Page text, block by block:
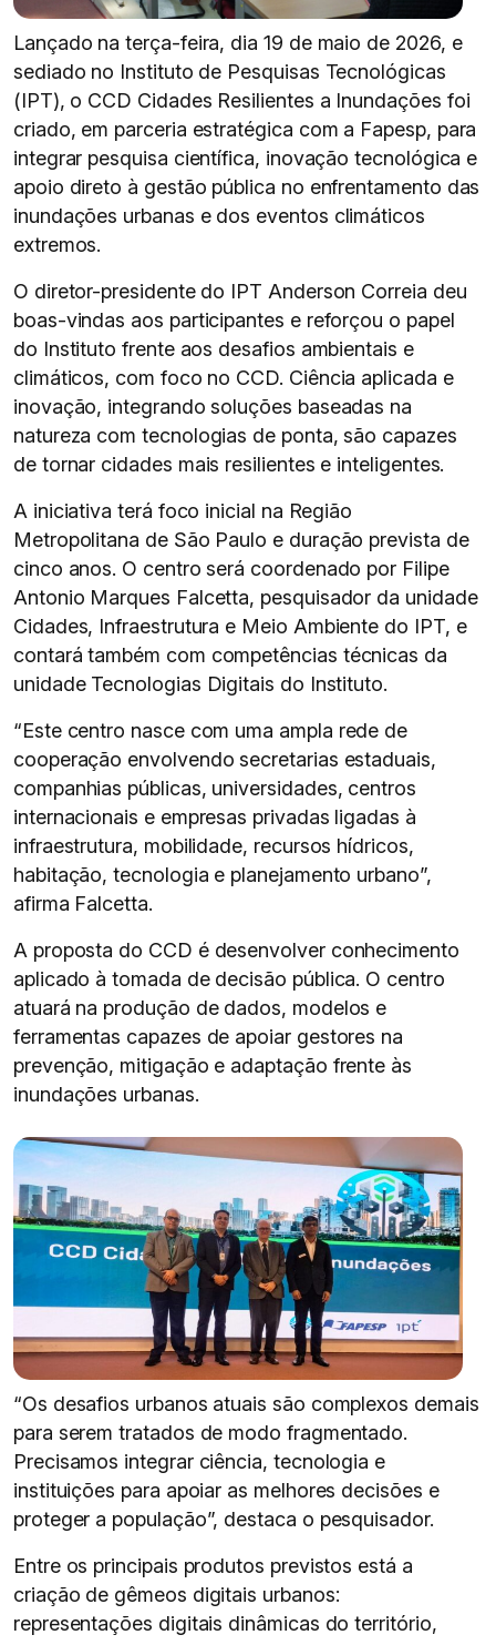
Lançado na terça-feira, dia 19 de maio de 2026, e
sediado no Instituto de Pesquisas Tecnológicas
(IPT), o CCD Cidades Resilientes a Inundações foi
criado, em parceria estratégica com a Fapesp, para
integrar pesquisa científica, inovação tecnológica e
apoio direto à gestão pública no enfrentamento das
inundações urbanas e dos eventos climáticos
extremos.
O diretor-presidente do IPT Anderson Correia deu
boas-vindas aos participantes e reforçou o papel
do Instituto frente aos desafios ambientais e
climáticos, com foco no CCD. Ciência aplicada e
inovação, integrando soluções baseadas na
natureza com tecnologias de ponta, são capazes
de tornar cidades mais resilientes e inteligentes.
A iniciativa terá foco inicial na Região
Metropolitana de São Paulo e duração prevista de
cinco anos. O centro será coordenado por Filipe
Antonio Marques Falcetta, pesquisador da unidade
Cidades, Infraestrutura e Meio Ambiente do IPT, e
contará também com competências técnicas da
unidade Tecnologias Digitais do Instituto.
“Este centro nasce com uma ampla rede de
cooperação envolvendo secretarias estaduais,
companhias públicas, universidades, centros
internacionais e empresas privadas ligadas à
infraestrutura, mobilidade, recursos hídricos,
habitação, tecnologia e planejamento urbano”,
afirma Falcetta.
A proposta do CCD é desenvolver conhecimento
aplicado à tomada de decisão pública. O centro
atuará na produção de dados, modelos e
ferramentas capazes de apoiar gestores na
prevenção, mitigação e adaptação frente às
inundações urbanas.
“Os desafios urbanos atuais são complexos demais
para serem tratados de modo fragmentado.
Precisamos integrar ciência, tecnologia e
instituições para apoiar as melhores decisões e
proteger a população”, destaca o pesquisador.
Entre os principais produtos previstos está a
criação de gêmeos digitais urbanos:
representações digitais dinâmicas do território,